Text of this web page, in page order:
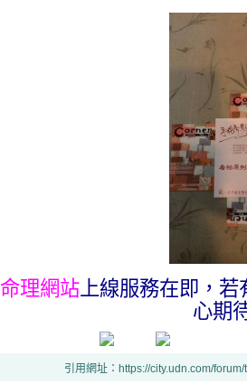
命理網站上線服務在即，
心期
引用網址：https://city.udn.com/